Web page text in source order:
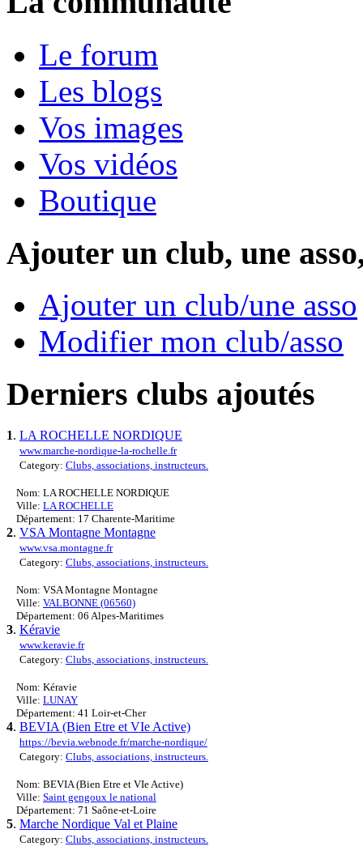
Le forum
Les blogs
Vos images
Vos vidéos
Boutique
Ajouter un club, une
Ajouter un club/une asso
Modifier mon club/asso
Derniers clubs ajoutés
1. LA ROCHELLE NORDIQUE
www.marche-nordique-la-rochelle.fr
Category: Clubs, associations, instructeurs.
Nom: LA ROCHELLE NORDIQUE
Ville: LA ROCHELLE
Département: 17 Charente-Maritime
2. VSA Montagne Montagne
www.vsa.montagne.fr
Category: Clubs, associations, instructeurs.
Nom: VSA Montagne Montagne
Ville: VALBONNE (06560)
Département: 06 Alpes-Maritimes
3. Kéravie
www.keravie.fr
Category: Clubs, associations, instructeurs.
Nom: Kéravie
Ville: LUNAY
Département: 41 Loir-et-Cher
4. BEVIA (Bien Etre et VIe Active)
https://bevia.webnode.fr/marche-nordique/
Category: Clubs, associations, instructeurs.
Nom: BEVIA (Bien Etre et VIe Active)
Ville: Saint gengoux le national
Département: 71 Saône-et-Loire
5. Marche Nordique Val et Plaine
Category: Clubs, associations, instructeurs.